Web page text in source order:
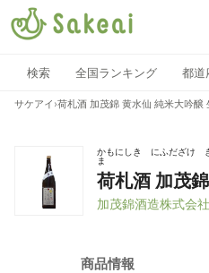
検索 全国ランキング 都道
サケアイ ›荷札酒 加茂錦 黄水仙 純米大吟醸
かもにしき にふだざけ
ま
荷札酒 加茂
加茂錦酒造株式会
商品情報